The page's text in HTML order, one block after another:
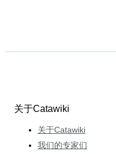
关于Catawiki
关于Catawiki
我们的专家们